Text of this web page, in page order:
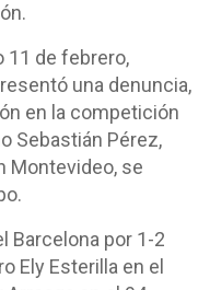
11 de febrero,
una denuncia,
en la competición
Sebastián Pérez,
Montevideo, se
Barcelona por 1-2
Ely Esterilla en el